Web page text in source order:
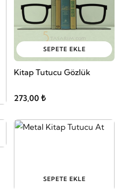
SEPETE EKLE
Kitap Tutucu Gözlük
273,00 ₺
SEPETE EKLE